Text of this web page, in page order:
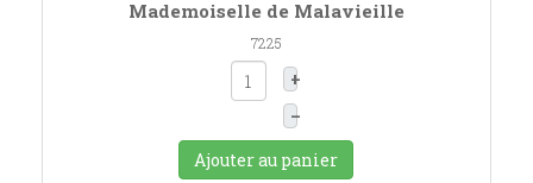
Mademoiselle de Malavieille
7225
+
–
Ajouter au panier